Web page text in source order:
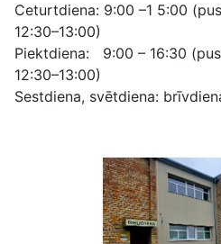
Ceturtdiena: 9:00 –1 5:00
12:30–13:00)
Piektdiena: 9:00 – 16:30
12:30–13:00)
Sestdiena, svētdiena: